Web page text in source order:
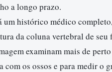
a longo prazo.
um histórico médico
da coluna vertebral de seu
examinam mais de
com os ossos e para medir o